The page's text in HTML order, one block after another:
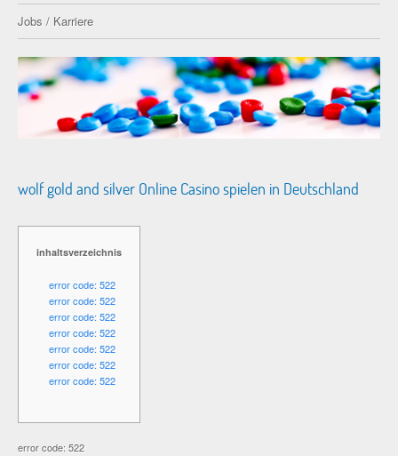
Jobs / Karriere
wolf gold and silver Online Casino spielen in Deutschland
inhaltsverzeichnis
error code: 522
error code: 522
error code: 522
error code: 522
error code: 522
error code: 522
error code: 522
error code: 522